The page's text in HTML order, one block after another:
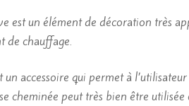
est un élément de décoration très
de chauffage.
un accessoire qui permet à
cheminée peut très bien être